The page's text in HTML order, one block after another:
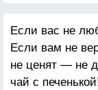
Если вас не
Если вам не
не ценят — не
чай с печенькой!